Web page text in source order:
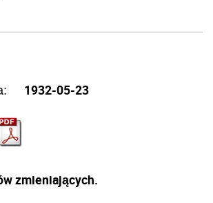
1932-05-23
zmieniających.